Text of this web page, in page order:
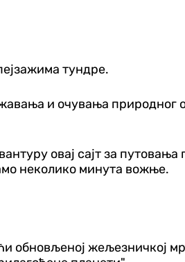
тундре.
и очувања природног
овај сајт за путовања
неколико минута вожње.
обновљеној жељезничкој